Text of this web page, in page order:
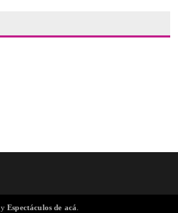
yEspectáculos de acá